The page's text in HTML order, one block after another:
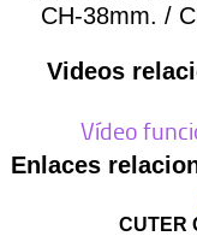
CH-38mm. /
Videos
Vídeo
Enlaces
CUTER